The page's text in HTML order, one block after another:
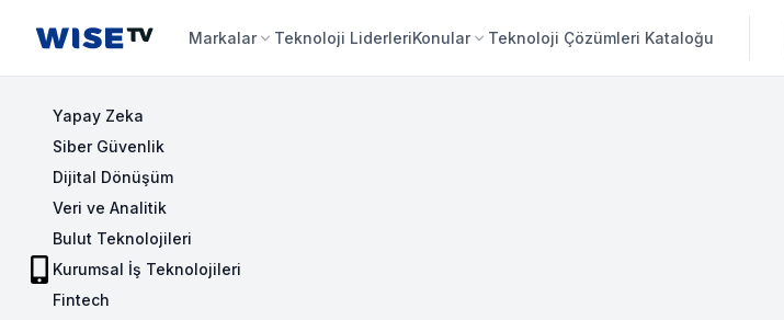
Wise TV Markalar Teknoloji LiderleriKonular Teknoloji Çözümleri Kataloğu
Yapay Zeka
Siber Güvenlik
Dijital Dönüşüm
Veri ve Analitik
Bulut Teknolojileri
Kurumsal İş Teknolojileri
Fintech